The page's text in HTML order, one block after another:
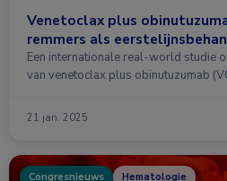
Venetoclax plus
remmers als
Een internationale real-world studie
van venetoclax plus obinutuzumab
21 jan. 2025
Congresnieuws Hematologie